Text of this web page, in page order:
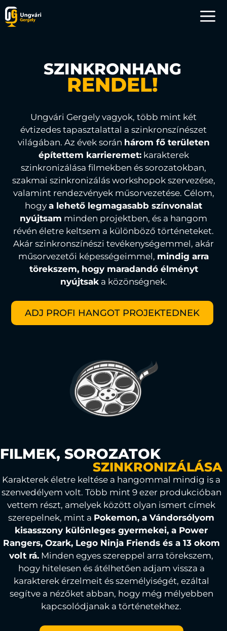
SZINKRONHANG
RENDEL!
Ungvári Gergely vagyok, több mint két
évtizedes tapasztalattal a szinkronszínészet
világában. Az évek során három fő területen
építettem karrieremet:karakterek
szinkronizálása filmekben és sorozatokban,
szakmai szinkronizálás workshopok szervezése,
valamint rendezvények műsorvezetése. Célom,
hogy a lehető legmagasabb színvonalat
nyújtsam minden projektben, és a hangom
révén életre keltsem a különböző történeteket.
Akár szinkronszínészi tevékenységemmel, akár
műsorvezetői képességeimmel, mindig arra
törekszem, hogy maradandó élményt
nyújtsaka közönségnek.
ADJ PROFI HANGOT PROJEKTEDNEK
FILMEK, SOROZATOK
SZINKRONIZÁLÁSA
Karakterek életre keltése a hangommal mindig is a
szenvedélyem volt. Több mint 9 ezer produkcióban
vettem részt, amelyek között olyan ismert címek
szerepelnek, mint a Pokemon, a Vándorsólyom
kisasszony különleges gyermekei, a Power
Rangers, Ozark, Lego Ninja Friends és a 13 okom
volt rá. Minden egyes szereppel arra törekszem,
hogy hitelesen és átélhetően adjam vissza a
karakterek érzelmeit és személyiségét, ezáltal
segítve a nézőket abban, hogy még mélyebben
kapcsolódjanak a történetekhez.